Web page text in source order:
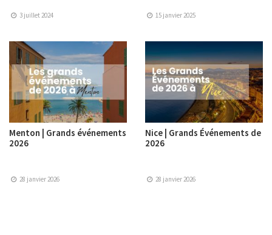
3 juillet 2024 15 janvier 2025
Menton | Grands événements
2026
28 janvier 2026
Nice | Grands Événements de
2026
28 janvier 2026